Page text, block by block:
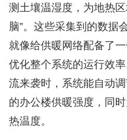
测土壤温湿度，为地热
脑”。这些采集到的数据
就像给供暖网络配备了
优化整个系统的运行效
流来袭时，系统能自动
的办公楼供暖强度，同
热温度。